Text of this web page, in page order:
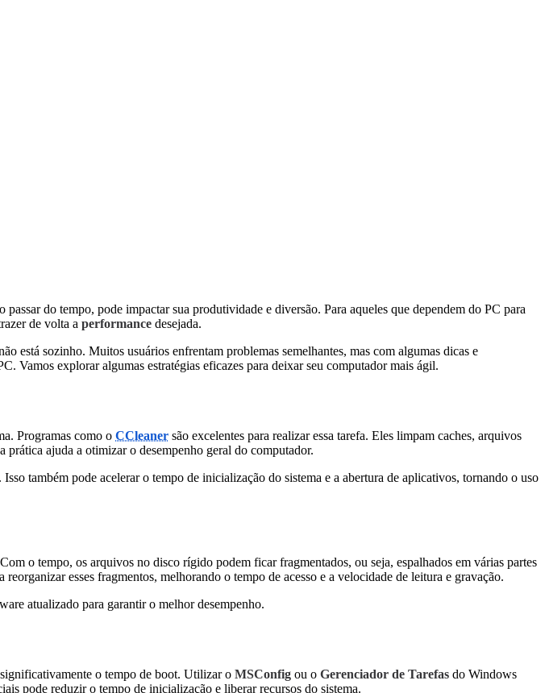
do tempo, pode impactar sua produtividade e diversão. Para aqueles que dependem do PC para
de volta a performance desejada.
está sozinho. Muitos usuários enfrentam problemas semelhantes, mas com algumas dicas e
Vamos explorar algumas estratégias eficazes para deixar seu computador mais ágil.
Programas como o CCleaner são excelentes para realizar essa tarefa. Eles limpam caches, arquivos
ajuda a otimizar o desempenho geral do computador.
também pode acelerar o tempo de inicialização do sistema e a abertura de aplicativos, tornando o uso
o tempo, os arquivos no disco rígido podem ficar fragmentados, ou seja, espalhados em várias partes
reorganizar esses fragmentos, melhorando o tempo de acesso e a velocidade de leitura e gravação.
atualizado para garantir o melhor desempenho.
o tempo de boot. Utilizar o MSConfig ou o Gerenciador de Tarefas do Windows
pode reduzir o tempo de inicialização e liberar recursos do sistema.